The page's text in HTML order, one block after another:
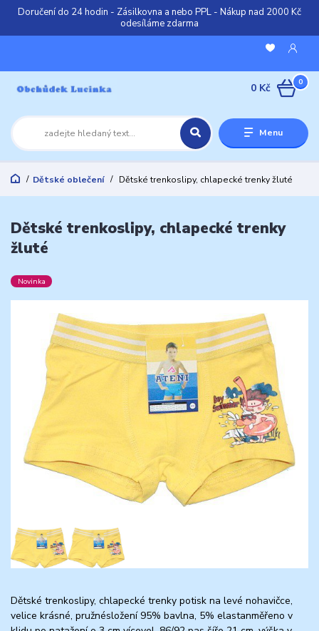
Doručení do 24 hodin - Zásilkovna a nebo PPL - Nákup nad 2000 Kč
odesíláme zdarma
Menu
0
0 Kč
Dětské oblečení Dětské trenkoslipy, chlapecké trenky žluté
Dětské trenkoslipy, chlapecké trenky
žluté
Novinka
Dětské trenkoslipy, chlapecké trenky potisk na levé nohavičce,
velice krásné, pružnésložení 95% bavlna, 5% elastanměřeno v